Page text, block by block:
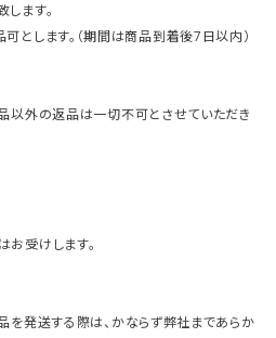
ます。
とします。（期間は商品到着後7日以内）
以外の返品は一切不可とさせていただき
受けします。
を発送する際は、かならず弊社まであらか